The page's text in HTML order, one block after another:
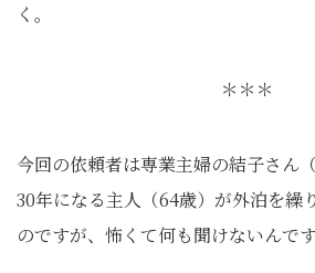
く。
＊＊＊
今回の依頼者は専業主婦の結子さん
30年になる主人（64歳）が外泊を繰
のですが、怖くて何も聞けないんで